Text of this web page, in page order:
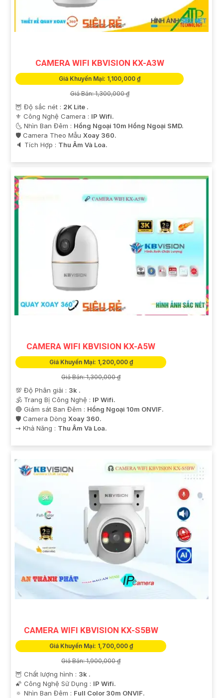
nào khác, bạn có thể chia sẻ để tôi hỗ trợ bạn tốt hơn!
CAMERA WIFI KBVISION KX-A3W
Giá Khuyến Mại: 1,100,000 ₫
Giá Bán: 1,300,000 ₫
🦉 Độ sắc nét : 2K Lite .
⚜️ Công Nghệ Camera : IP Wifi.
🌜 Nhìn Ban Đêm : Hồng Ngoại 10m Hồng Ngoại SMD.
🛡 Camera Theo Mẫu Xoay 360.
️🔈 Tích Hợp : Thu Âm Và Loa.
CAMERA WIFI KBVISION KX-A5W
Giá Khuyến Mại: 1,200,000 ₫
Giá Bán: 1,300,000 ₫
💯 Độ Phân giải : 3k .
🕉️ Trang Bị Công Nghệ : IP Wifi.
🔴 Giám sát Ban Đêm : Hồng Ngoại 10m ONVIF.
🛡 Camera Dòng Xoay 360.
️⇝ Khả Năng : Thu Âm Và Loa.
CAMERA WIFI KBVISION KX-S5BW
Giá Khuyến Mại: 1,700,000 ₫
Giá Bán: 1,900,000 ₫
🦉 Chất lượng hình : 3k .
🌠 Công Nghệ Sử Dụng : IP Wifi.
🔅 Nhìn Ban Đêm : Full Color 30m ONVIF.